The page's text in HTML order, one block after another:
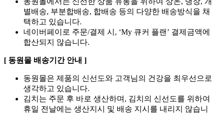
별배송, 부분합배송, 합배송 등의 다양한 배송방식을 채
택하고 있습니다.
네이버페이로 주문/결제 시, ‘My 큐커 플랜’ 결제금액에
합산되지 않습니다.
[ 동원몰 배송기간 안내 ]
동원몰은 제품의 신선도와 고객님의 건강을 최우선으로
생각하고 있습니다.
김치는 주문 후 바로 생산하며, 김치의 신선도를 위하여
휴일 전날에는 생산지시 및 배송 지시를 내리지 않습니